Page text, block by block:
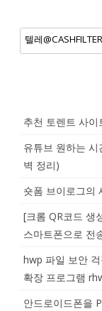
추천 토렌트 사
유튜브 원하는 시
벽 정리)
숏폼 브이로그의
[크롬 QR코드 생
스마트폰으로 전
hwp 파일 보안
확장 프로그램
안드로이드폰을